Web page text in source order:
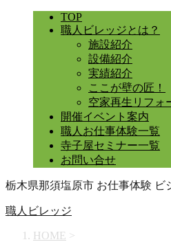
TOP
職人ビレッジとは？
施設紹介
設備紹介
実績紹介
ここが壁の匠！
空家再生リフォ
開催イベント案内
職人お仕事体験一覧
寺子屋セミナー一覧
お問い合せ
栃木県那須塩原市 お仕事体験 ビ
職人ビレッジ
HOME >